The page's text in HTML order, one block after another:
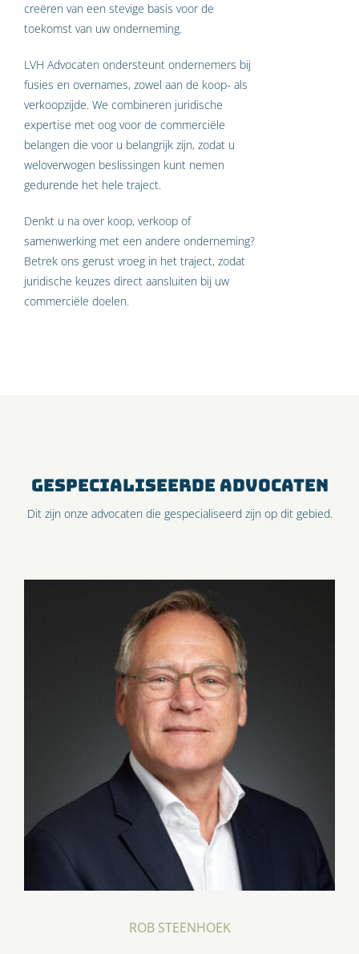
creëren van een stevige basis voor de
toekomst van uw onderneming.
LVH Advocaten ondersteunt ondernemers bij
fusies en overnames, zowel aan de koop- als
verkoopzijde. We combineren juridische
expertise met oog voor de commerciële
belangen die voor u belangrijk zijn, zodat u
weloverwogen beslissingen kunt nemen
gedurende het hele traject.
Denkt u na over koop, verkoop of
samenwerking met een andere onderneming?
Betrek ons gerust vroeg in het traject, zodat
juridische keuzes direct aansluiten bij uw
commerciële doelen.
GESPECIALISEERDE ADVOCATEN
Dit zijn onze advocaten die gespecialiseerd zijn op dit gebied.
ROB STEENHOEK